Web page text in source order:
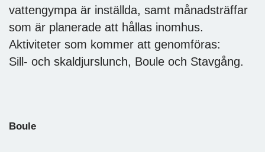
vattengympa är inställda, samt månadsträffar
som är planerade att hållas inomhus.
Aktiviteter som kommer att genomföras:
Sill- och skaldjurslunch, Boule och Stavgång.
Boule